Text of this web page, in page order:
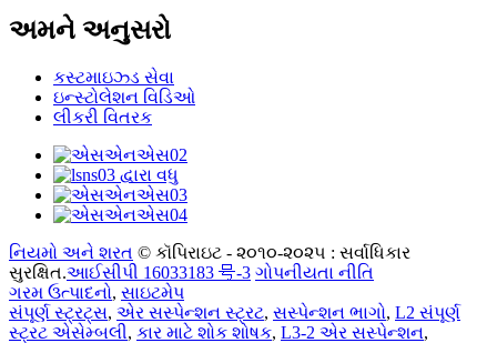
અમને અનુસરો
કસ્ટમાઇઝ્ડ સેવા
ઇન્સ્ટોલેશન વિડિઓ
લીકરી વિતરક
નિયમો અને શરત © કૉપિરાઇટ - ૨૦૧૦-૨૦૨૫ : સર્વાધિકાર
સુરક્ષિત.આઈસીપી 16033183 号-3 ગોપનીયતા નીતિ
ગરમ ઉત્પાદનો, સાઇટમેપ
સંપૂર્ણ સ્ટ્રટ્સ, એર સસ્પેન્શન સ્ટ્રટ, સસ્પેન્શન ભાગો, L2 સંપૂર્ણ
સ્ટ્રટ એસેમ્બલી, કાર માટે શોક શોષક, L3-2 એર સસ્પેન્શન,